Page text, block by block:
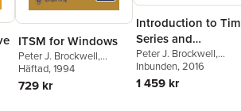
ITSM for Windows
Peter J. Brockwell,
Richard A. Davis
Häftad, 1994
729 kr
Introduction to
Series and
Forecasting
Peter J. Brockwell,
Richard A. Davis
Inbunden, 2016
1 459 kr